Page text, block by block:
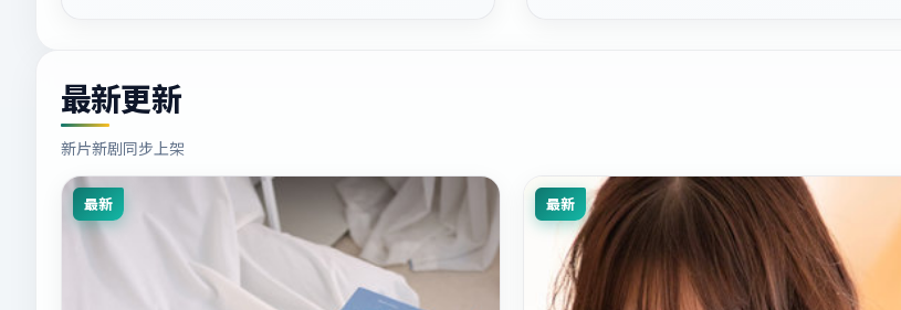
最新更新
新片新剧同步上架
最新 最新